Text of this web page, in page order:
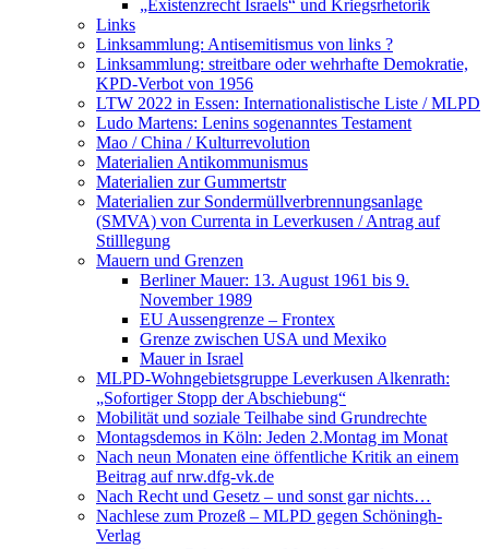
„Existenzrecht Israels“ und Kriegsrhetorik
Links
Linksammlung: Antisemitismus von links ?
Linksammlung: streitbare oder wehrhafte Demokratie,
KPD-Verbot von 1956
LTW 2022 in Essen: Internationalistische Liste / MLPD
Ludo Martens: Lenins sogenanntes Testament
Mao / China / Kulturrevolution
Materialien Antikommunismus
Materialien zur Gummertstr
Materialien zur Sondermüllverbrennungsanlage
(SMVA) von Currenta in Leverkusen / Antrag auf
Stilllegung
Mauern und Grenzen
Berliner Mauer: 13. August 1961 bis 9.
November 1989
EU Aussengrenze – Frontex
Grenze zwischen USA und Mexiko
Mauer in Israel
MLPD-Wohngebietsgruppe Leverkusen Alkenrath:
„Sofortiger Stopp der Abschiebung“
Mobilität und soziale Teilhabe sind Grundrechte
Montagsdemos in Köln: Jeden 2.Montag im Monat
Nach neun Monaten eine öffentliche Kritik an einem
Beitrag auf nrw.dfg-vk.de
Nach Recht und Gesetz – und sonst gar nichts…
Nachlese zum Prozeß – MLPD gegen Schöningh-
Verlag